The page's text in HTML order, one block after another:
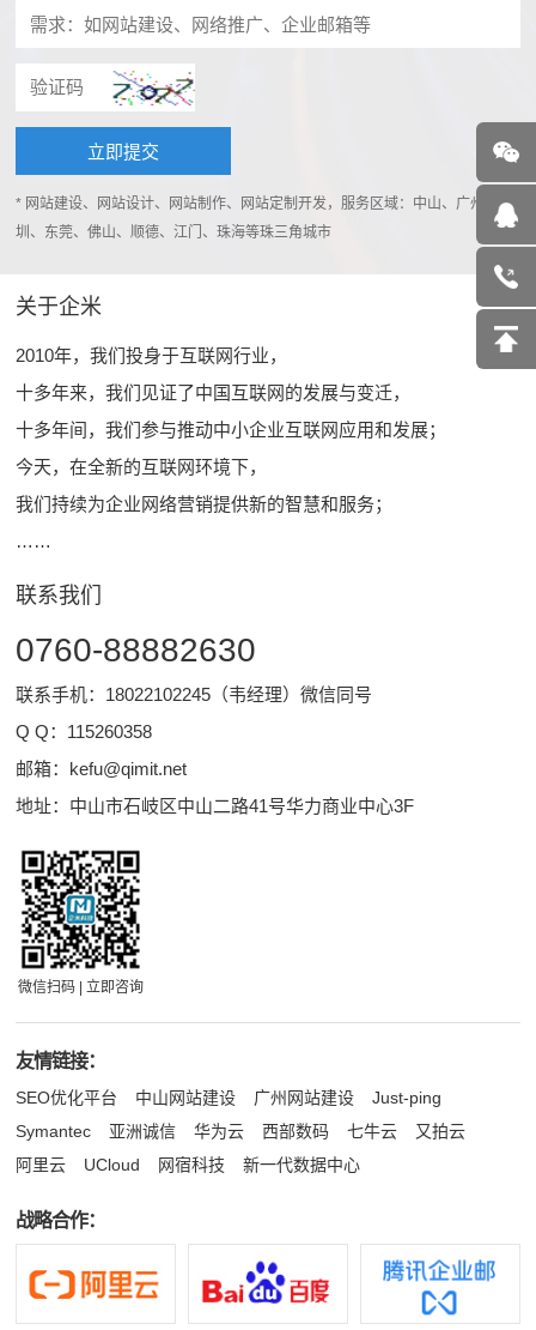
* 网站建设、网站设计、网站制作、网站定制开发，服务区域：中山、广州、深
圳、东莞、佛山、顺德、江门、珠海等珠三角城市
关于企米
2010年，我们投身于互联网行业，
十多年来，我们见证了中国互联网的发展与变迁，
十多年间，我们参与推动中小企业互联网应用和发展；
今天，在全新的互联网环境下，
我们持续为企业网络营销提供新的智慧和服务；
……
联系我们
0760-88882630
联系手机：18022102245（韦经理）微信同号
Q Q： 115260358
邮箱： kefu@qimit.net
地址：中山市石岐区中山二路41号华力商业中心3F
微信扫码 | 立即咨询
友情链接：
SEO优化平台 中山网站建设 广州网站建设
Just-ping
Symantec
亚洲诚信 华为云 西部数码 七牛云
又拍云
阿里云
UCloud 网宿科技 新一代数据中心
战略合作：